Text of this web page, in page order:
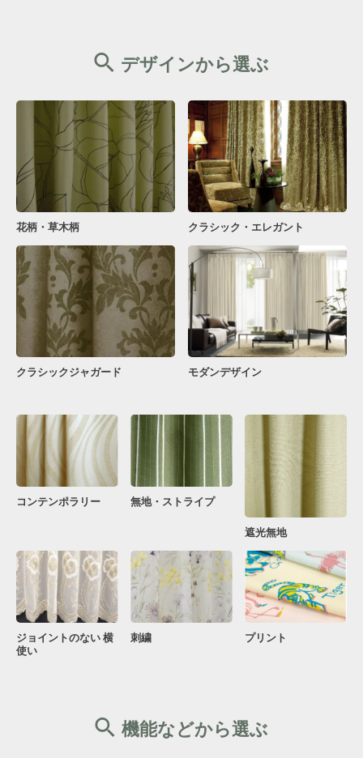
デザインから選ぶ
花柄・草木柄 クラシック・エレガント
クラシックジャガード モダンデザイン
コンテンポラリー 無地・ストライプ
遮光無地
ジョイントのない 横
使い
刺繍 プリント
機能などから選ぶ